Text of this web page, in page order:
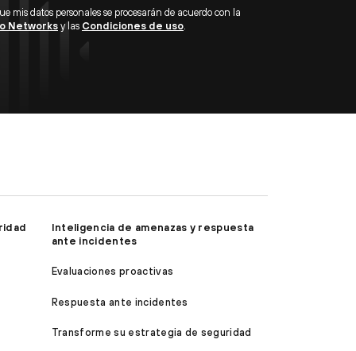
mis datos personales se procesarán de acuerdo con la
Networks y las Condiciones de uso.
Inteligencia de amenazas y respuesta
ante incidentes
Evaluaciones proactivas
Respuesta ante incidentes
Transforme su estrategia de seguridad